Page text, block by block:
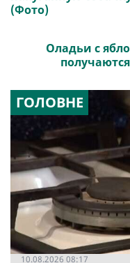
(Фото)
Оладьи с
ГОЛОВНЕ
10.08.2026 08:17